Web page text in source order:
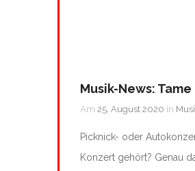
Musik-News:
Am 25. August 2020 in
Picknick- oder
Konzert gehört? Genau